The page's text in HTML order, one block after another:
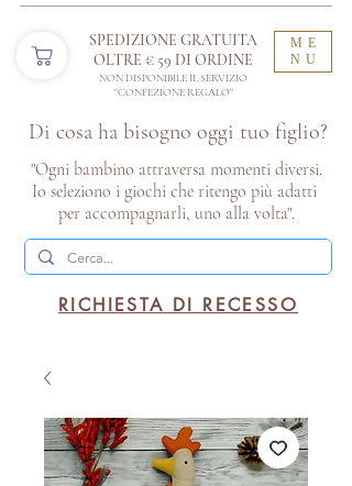
ME
NU
Di cosa ha bisogno oggi tuo figlio?
SPEDIZIONE GRATUITA
OLTRE € 59 DI ORDINE​
NON DISPONIBILE IL SERVIZIO
"CONFEZIONE REGALO"
"Ogni bambino attraversa momenti diversi.
Io seleziono i giochi che ritengo più adatti
per accompagnarli, uno alla volta".
RICHIESTA DI RECESSO